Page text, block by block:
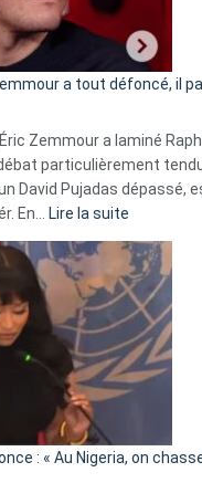
«
C’est
fake
news
»
a tout défoncé, il
Zemmour a laminé
particulièrement tendu
David Pujadas dépassé,
En… Lire la suite
Erik
Tegnér
exulte
:
« Zemmour
a
tout
parle
: « Au Nigeria, on